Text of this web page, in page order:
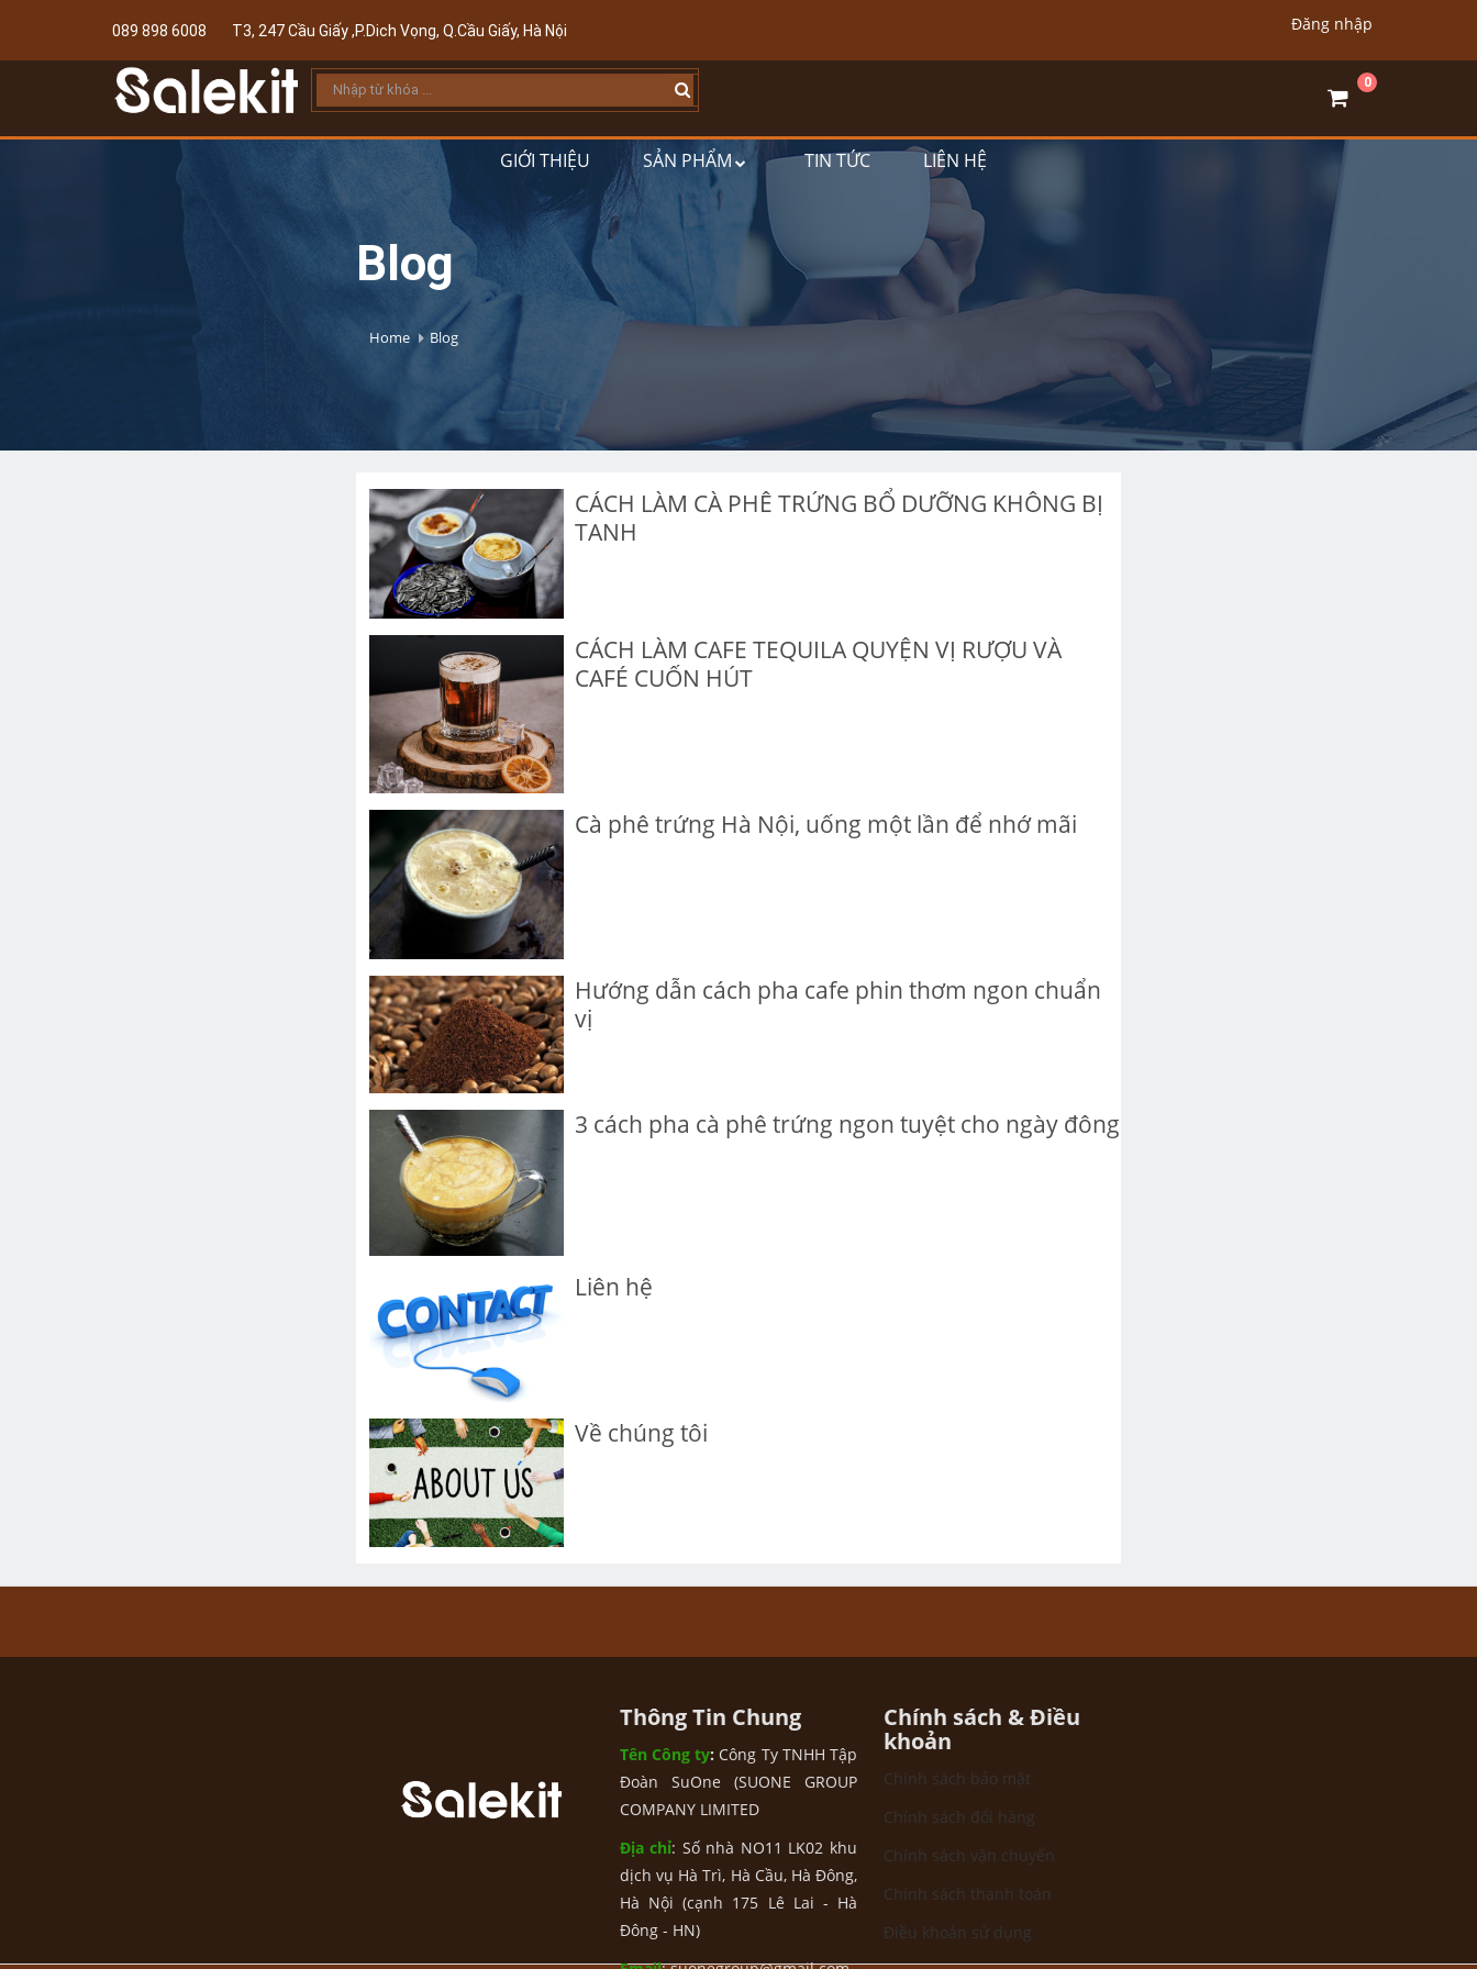
089 898 6008 T3, 247 Cầu Giấy ,P.Dich Vọng, Q.Cầu Giấy, Hà Nội
0
Đăng nhập
GIỚI THIỆU SẢN PHẨM TIN TỨC LIÊN HỆ
Blog
Home Blog
CÁCH LÀM CÀ PHÊ TRỨNG BỔ DƯỠNG KHÔNG BỊ
TANH
CÁCH LÀM CAFE TEQUILA QUYỆN VỊ RƯỢU VÀ
CAFÉ CUỐN HÚT
Cà phê trứng Hà Nội, uống một lần để nhớ mãi
Hướng dẫn cách pha cafe phin thơm ngon chuẩn
vị
3 cách pha cà phê trứng ngon tuyệt cho ngày đông
Liên hệ
Về chúng tôi
Thông Tin Chung
Tên Công ty: Công Ty TNHH Tập
Đoàn SuOne (SUONE GROUP
COMPANY LIMITED
Địa chỉ: Số nhà NO11 LK02 khu
dịch vụ Hà Trì, Hà Cầu, Hà Đông,
Hà Nội (cạnh 175 Lê Lai - Hà
Đông - HN)
Chính sách & Điều
khoản
Chính sách bảo mật
Chính sách đổi hàng
Chính sách vận chuyển
Chính sách thanh toán
Điều khoản sử dụng